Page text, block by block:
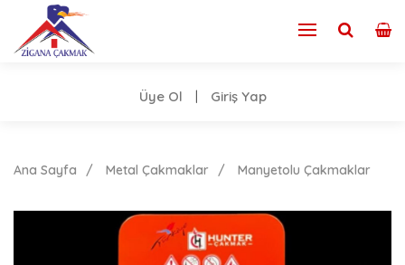
Üye Ol Giriş Yap
Ana Sayfa Metal Çakmaklar Manyetolu Çakmaklar